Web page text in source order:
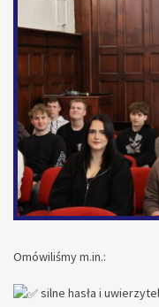
Omówiliśmy m.in.:
silne hasła i